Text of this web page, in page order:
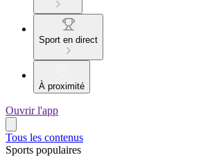
Sport en direct
À proximité
Ouvrir l'app
Tous les contenus
Sports populaires